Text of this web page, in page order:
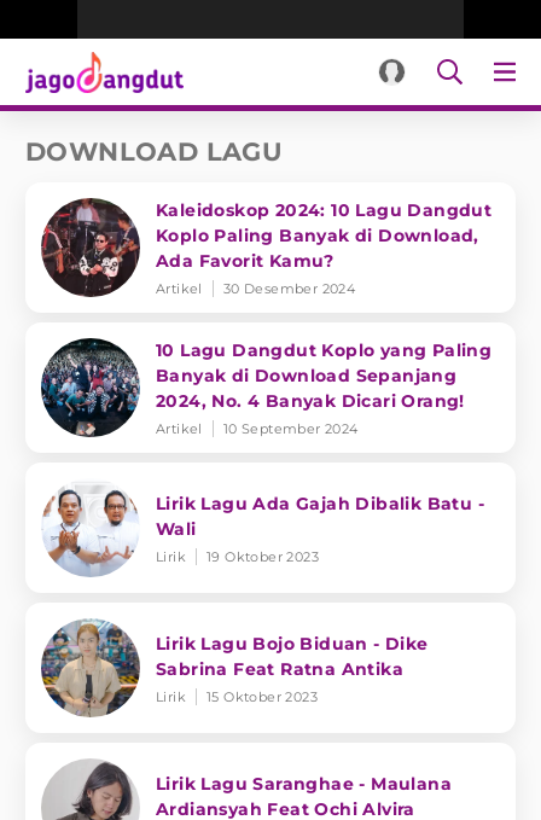
DOWNLOAD LAGU
Kaleidoskop 2024: 10 Lagu Dangdut
Koplo Paling Banyak di Download,
Ada Favorit Kamu?
Artikel 30 Desember 2024
10 Lagu Dangdut Koplo yang Paling
Banyak di Download Sepanjang
2024, No. 4 Banyak Dicari Orang!
Artikel 10 September 2024
Lirik Lagu Ada Gajah Dibalik Batu -
Wali
Lirik 19 Oktober 2023
Lirik Lagu Bojo Biduan - Dike
Sabrina Feat Ratna Antika
Lirik 15 Oktober 2023
Lirik Lagu Saranghae - Maulana
Ardiansyah Feat Ochi Alvira